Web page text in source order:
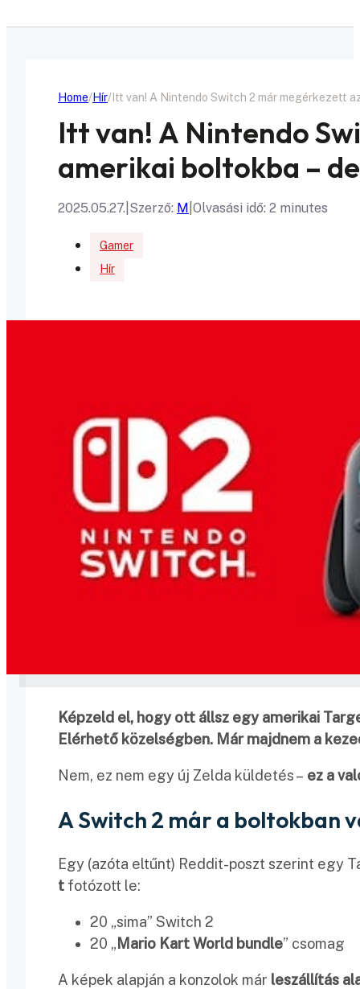
Home Hír Itt van! A Nintendo Switch 2 már megérkezett
Itt van! A Nintendo
amerikai boltokba –
2025.05.27. Szerző: M Olvasási idő: 2 minutes
Gamer
Hír
Képzeld el, hogy ott állsz egy amerikai
Elérhető közelségben. Már majdnem a
Nem, ez nem egy új Zelda küldetés – ez a
A Switch 2 már a boltokban
Egy (azóta eltűnt) Reddit-poszt szerint egy
t fotózott le:
20 „sima” Switch 2
20 „ Mario Kart World bundle” csomag
A képek alapján a konzolok már leszállítás